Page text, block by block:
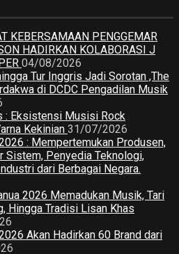
KEBERSAMAAN PENGGEMAR
HADIRKAN KOLABORASI J
04/08/2026
Tur Inggris Jadi Sorotan ,The
di DCDC Pengadilan Musik
: Eksistensi Musisi Rock
Kekinian 31/07/2026
: Mempertemukan Produsen,
Sistem, Penyedia Teknologi,
dari Berbagai Negara.
2026 Memadukan Musik, Tari
Hingga Tradisi Lisan Khas
Akan Hadirkan 60 Brand dari